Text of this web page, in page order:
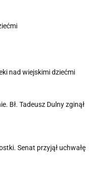
nad wiejskimi dziećmi
Bł. Tadeusz Dulny zginął
Senat przyjął uchwałę